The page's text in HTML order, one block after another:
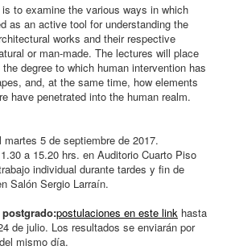
to examine the various ways in which
as an active tool for understanding the
works and their respective
or man-made. The lectures will place
degree to which human intervention has
and, at the same time, how elements
have penetrated into the human realm.
5 de septiembre de 2017.
a 15.20 hrs. en Auditorio Cuarto Piso
individual durante tardes y fin de
Salón Sergio Larraín.
postgrado:postulaciones en este link hasta
de julio. Los resultados se enviarán por
mismo día.